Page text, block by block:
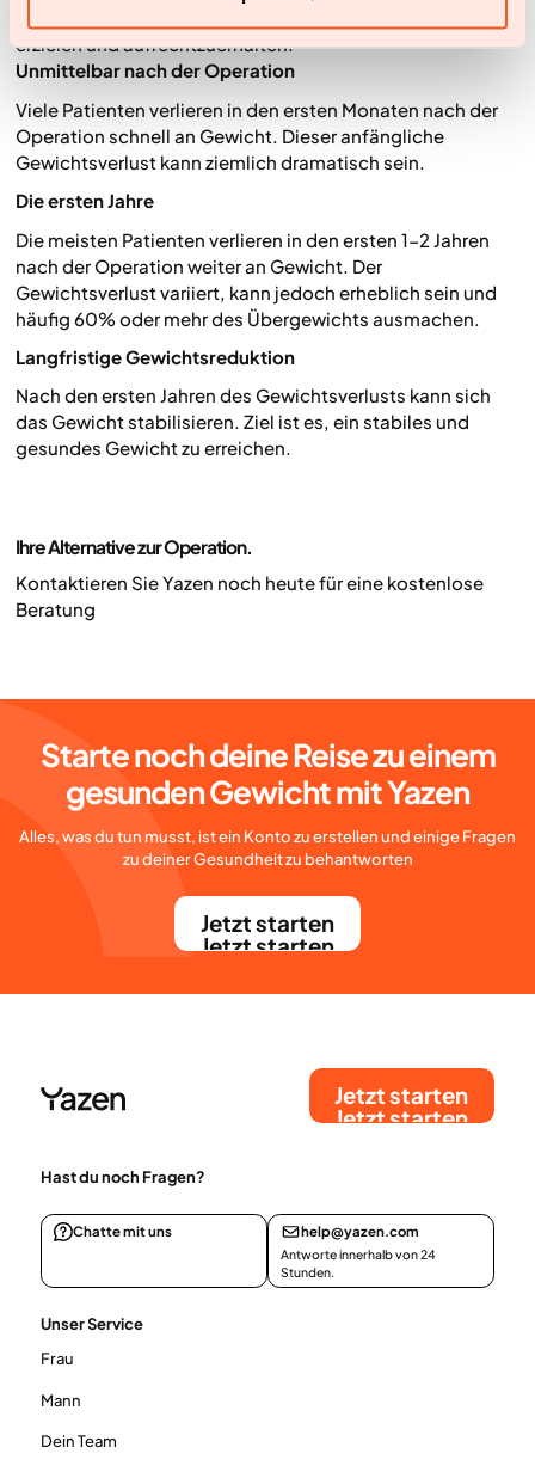
erzielen und aufrechtzuerhalten.
Unmittelbar nach der Operation
Viele Patienten verlieren in den ersten Monaten nach der
Operation schnell an Gewicht. Dieser anfängliche
Gewichtsverlust kann ziemlich dramatisch sein.
Die ersten Jahre
Die meisten Patienten verlieren in den ersten 1-2 Jahren
nach der Operation weiter an Gewicht. Der
Gewichtsverlust variiert, kann jedoch erheblich sein und
häufig 60% oder mehr des Übergewichts ausmachen.
Langfristige Gewichtsreduktion
Nach den ersten Jahren des Gewichtsverlusts kann sich
das Gewicht stabilisieren. Ziel ist es, ein stabiles und
gesundes Gewicht zu erreichen.
Ihre Alternative zur Operation.
Kontaktieren Sie Yazen noch heute für eine kostenlose
Beratung
Starte noch deine Reise zu einem
gesunden Gewicht mit Yazen
Alles, was du tun musst, ist ein Konto zu erstellen und einige Fragen
zu deiner Gesundheit zu behantworten
Jetzt starten
Jetzt starten
Jetzt starten
Jetzt starten
Hast du noch Fragen?
Chatte mit uns help@yazen.com
Antworte innerhalb von 24
Stunden.
Unser Service
Frau
Mann
Dein Team